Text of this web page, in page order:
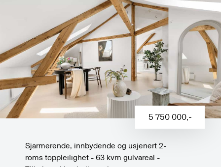
5 750 000,-
Sjarmerende, innbydende og usjenert 2-
roms toppleilighet - 63 kvm gulvareal -